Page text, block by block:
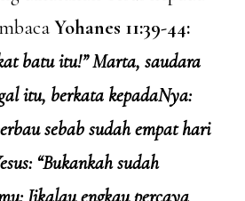
Yohanes 11:39-44:
batu itu!” Marta, saudara
itu, berkata kepadaNya:
sebab sudah empat hari
“Bukankah sudah